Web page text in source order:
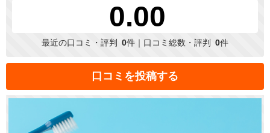
0.00
最近の口コミ・評判 0件｜口コミ総数・評判 0件
口コミを投稿する